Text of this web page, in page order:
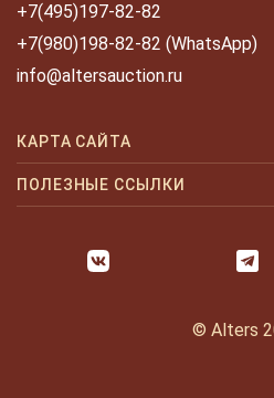
+7(495)197-82-82
+7(980)198-82-82 (WhatsApp)
info@altersauction.ru
КАРТА САЙТА
Аукционы
Как продать
ПОЛЕЗНЫЕ ССЫЛКИ
Оплата и доставка
Часто задаваемые вопросы
© Alters